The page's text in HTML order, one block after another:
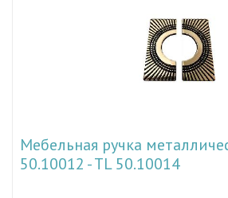
Мебельная ручка
50.10012 - TL 50.10014